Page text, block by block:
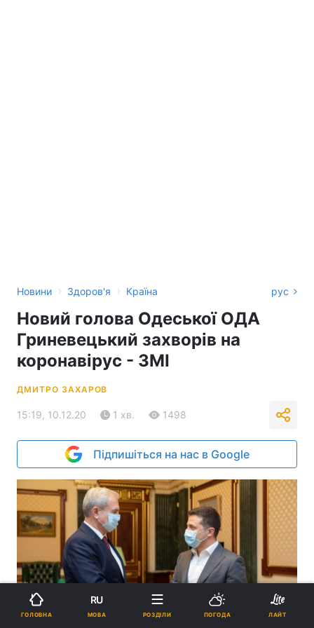
Новини › Здоров'я › Країна рус
Новий голова Одеської ОДА
Гриневецький захворів на
коронавірус - ЗМІ
ДМИТРО ЗАХАРОВ
15:19, 10.12.20 1 хв. 1498
Підпишіться на нас в Google
ГОЛОВНА
RU
МОВА РОЗДІЛИ ПОГОДА ЛАЙТ